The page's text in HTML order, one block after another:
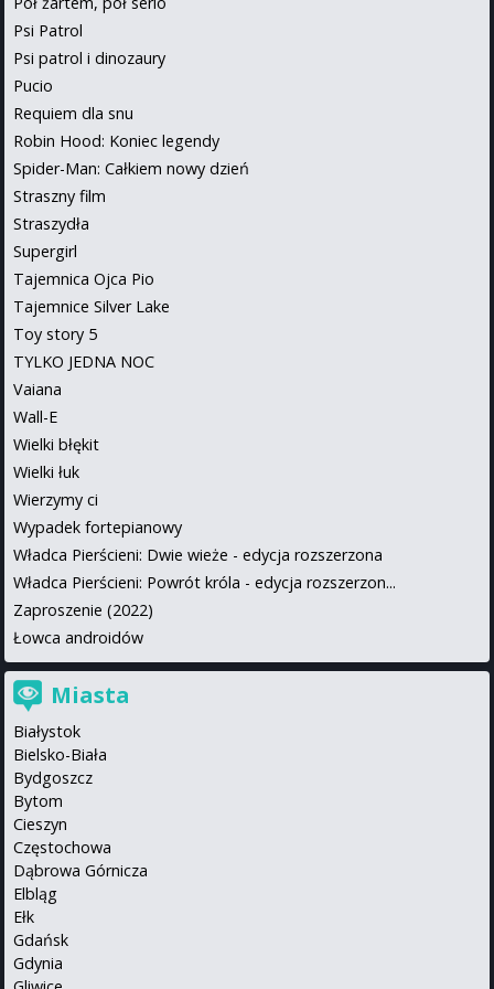
Psi Patrol
Psi patrol i dinozaury
Pucio
Requiem dla snu
Robin Hood: Koniec legendy
Spider-Man: Całkiem nowy dzień
Straszny film
Straszydła
Supergirl
Tajemnica Ojca Pio
Tajemnice Silver Lake
Toy story 5
TYLKO JEDNA NOC
Vaiana
Wall-E
Wielki błękit
Wielki łuk
Wierzymy ci
Wypadek fortepianowy
Władca Pierścieni: Dwie wieże - edycja rozszerzona
Władca Pierścieni: Powrót króla - edycja rozszerzon...
Zaproszenie (2022)
Łowca androidów
Miasta
Białystok
Bielsko-Biała
Bydgoszcz
Bytom
Cieszyn
Częstochowa
Dąbrowa Górnicza
Elbląg
Ełk
Gdańsk
Gdynia